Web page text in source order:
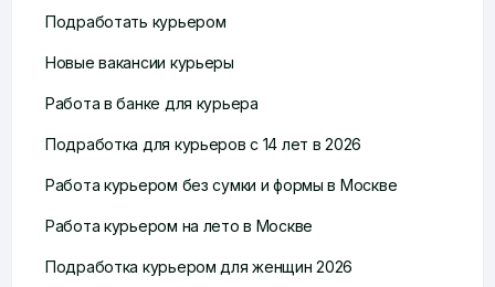
Подработать курьером
Новые вакансии курьеры
Работа в банке для курьера
Подработка для курьеров с 14 лет в 2026
Работа курьером без сумки и формы в Москве
Работа курьером на лето в Москве
Подработка курьером для женщин 2026